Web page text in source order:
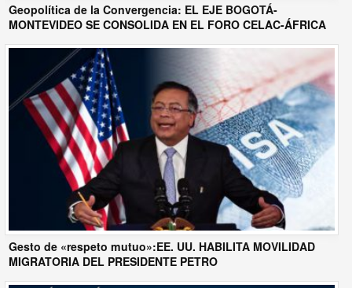
Geopolítica de la Convergencia: EL EJE BOGOTÁ-
MONTEVIDEO SE CONSOLIDA EN EL FORO CELAC-ÁFRICA
Gesto de «respeto mutuo»:EE. UU. HABILITA MOVILIDAD
MIGRATORIA DEL PRESIDENTE PETRO